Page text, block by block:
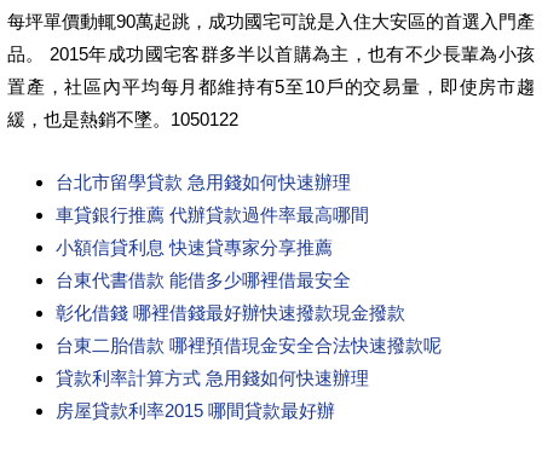
每坪單價動輒90萬起跳，成功國宅可說是入住大安區的首選入門產
品。 2015年成功國宅客群多半以首購為主，也有不少長輩為小孩
置產，社區內平均每月都維持有5至10戶的交易量，即使房市趨
緩，也是熱銷不墜。1050122
台北市留學貸款 急用錢如何快速辦理
車貸銀行推薦 代辦貸款過件率最高哪間
小額信貸利息 快速貸專家分享推薦
台東代書借款 能借多少哪裡借最安全
彰化借錢 哪裡借錢最好辦快速撥款現金撥款
台東二胎借款 哪裡預借現金安全合法快速撥款呢
貸款利率計算方式 急用錢如何快速辦理
房屋貸款利率2015 哪間貸款最好辦